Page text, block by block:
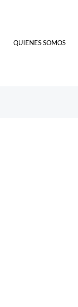
QUIENES SOMOS